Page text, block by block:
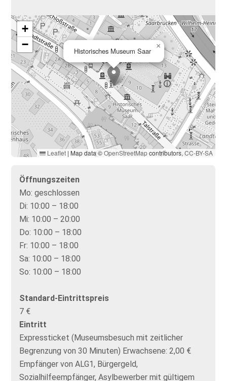
Historisches Museum Saar
×
+
−
Leaflet | Map data ©OpenStreetMapcontributors,CC-BY-SA
Öffnungszeiten
Mo: geschlossen
Di: 10:00 – 18:00
Mi: 10:00 – 20:00
Do: 10:00 – 18:00
Fr: 10:00 – 18:00
Sa: 10:00 – 18:00
So: 10:00 – 18:00
Standard-Eintrittspreis
7 €
Eintritt
Expressticket (Museumsbesuch mit zeitlicher
Begrenzung von 30 Minuten) Erwachsene: 2,00 €
Empfänger von ALG1, Bürgergeld,
Sozialhilfeempfänger, Asylbewerber mit gültigem